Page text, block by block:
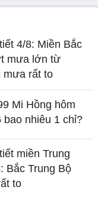
4/8: Miền Bắc
mưa lớn từ
mưa rất to
Mi Hồng hôm
bao nhiêu 1 chỉ?
miền Trung
Bắc Trung Bộ
to